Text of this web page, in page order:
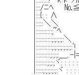
|:::/ﾆﾍ
|:::{: :
|:::::＼
|:::::::::::;~
|:::::::::::;:;:;:;:
|::::::::::;:;:;:＿..-
|::::::::;:;:;ヾ: : : :
|:::::;:;:;:;:;:ヾ : :